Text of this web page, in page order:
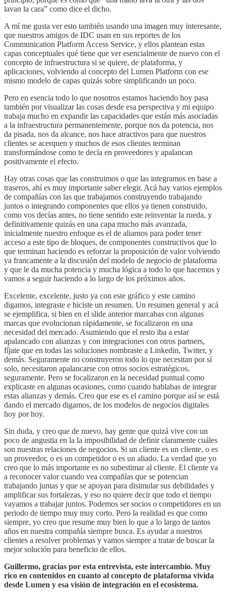
lavan la cara” como dice el dicho.
A mí me gusta ver esto también usando una imagen muy interesante,
que nuestros amigos de IDC usan en sus reportes de los
Communication Platform Access Service, y ellos plantean estas
capas conceptuales qué tiene que ver esencialmente de nuevo con el
concepto de infraestructura si se quiere, de plataforma, y
aplicaciones, volviendo al concepto del Lumen Platform con ese
mismo modelo de capas quizás sobre simplificando un poco.
Pero en esencia todo lo que nosotros estamos haciendo hoy pasa
también por visualizar las cosas desde esa perspectiva y mi equipo
trabaja mucho en expandir las capacidades que están más asociadas
a la infraestructura permanentemente, porque nos da potencia, nos
da pisada, nos da alcance, nos hace atractivos para que nuestros
clientes se acerquen y muchos de esos clientes terminan
transformándose como te decía en proveedores y apalancan
positivamente el efecto.
Hay otras cosas que las construimos o que las integramos en base a
traseros, ahí es muy importante saber elegir. Acá hay varios ejemplos
de compañías con las que trabajamos construyendo trabajando
juntos o integrando componentes que ellos ya tienen construido,
como vos decías antes, no tiene sentido este reinventar la rueda, y
definitivamente quizás en una capa mucho más avanzada,
inicialmente nuestro enfoque es el de aliarnos para poder tener
acceso a este tipo de bloques, de componentes constructivos que lo
que terminan haciendo es reforzar la proposición de valor volviendo
ya francamente a la discusión del modelo de negocio de plataforma
y que le da mucha potencia y mucha lógica a todo lo que hacemos y
vamos a seguir haciendo a lo largo de los próximos años.
Excelente, excelente, justo ya con este gráfico y este camino
digamos, integraste e hiciste un resumen. Un resumen general y acá
se ejemplifica, si bien en el slide anterior marcabas con algunas
marcas que evolucionan rápidamente, se focalizaron en una
necesidad del mercado. Asumiendo que el resto iba a estar
apalancado con alianzas y con integraciones con otros partners,
fíjate que en todas las soluciones nombraste a Linkedin, Twitter, y
demás. Seguramente no construyeron todo lo que necesitan por sí
solo, necesitaron apalancarse con otros socios estratégicos,
seguramente. Pero se focalizaron en la necesidad puntual como
explicaste en algunas ocasiones, como cuando hablabas de integrar
estas alianzas y demás. Creo que ese es el camino porque así se está
dando el mercado digamos, de los modelos de negocios digitales
hoy por hoy.
Sin duda, y creo que de nuevo, hay gente que quizá vive con un
poco de angustia en la la imposibilidad de definir claramente cuáles
son nuestras relaciones de negocios. Si un cliente es un cliente, o es
un proveedor, o es un competidor o es un aliado. La verdad que yo
creo que lo más importante es no subestimar al cliente. El cliente va
a reconocer valor cuando vea compañías que se potencian
trabajando juntas y que se apoyan para disimular sus debilidades y
amplificar sus fortalezas, y eso no quiere decir que todo el tiempo
vayamos a trabajar juntos. Podemos ser socios o competidores en un
periodo de tiempo muy muy corto. Pero la realidad es que como
siempre, yo creo que resume muy bien lo que a lo largo de tantos
años en nuestra compañía siempre busca. Es ayudar a nuestros
clientes a resolver problemas y vamos siempre a tratar de buscar la
mejor solución para beneficio de ellos.
Guillermo, gracias por esta entrevista, este intercambio. Muy
rico en contenidos en cuanto al concepto de plataforma vivida
desde Lumen y esa visión de integración en el ecosistema.